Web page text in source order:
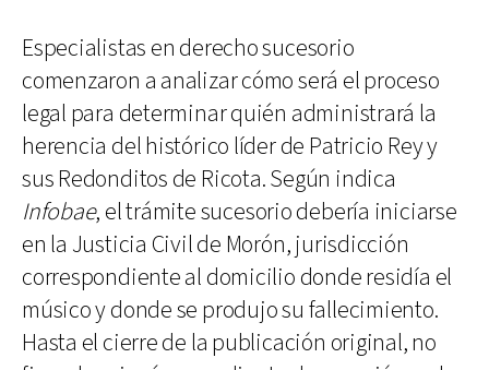
Especialistas en derecho sucesorio
comenzaron a analizar cómo será el proceso
legal para determinar quién administrará la
herencia del histórico líder de Patricio Rey y
sus Redonditos de Ricota. Según indica
Infobae, el trámite sucesorio debería iniciarse
en la Justicia Civil de Morón, jurisdicción
correspondiente al domicilio donde residía el
músico y donde se produjo su fallecimiento.
Hasta el cierre de la publicación original, no